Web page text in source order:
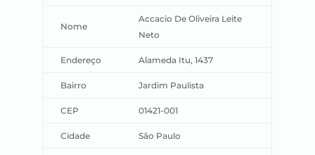
Nome
Accacio De Oliveira Leite
Neto
Endereço Alameda Itu, 1437
Bairro Jardim Paulista
CEP 01421-001
Cidade São Paulo